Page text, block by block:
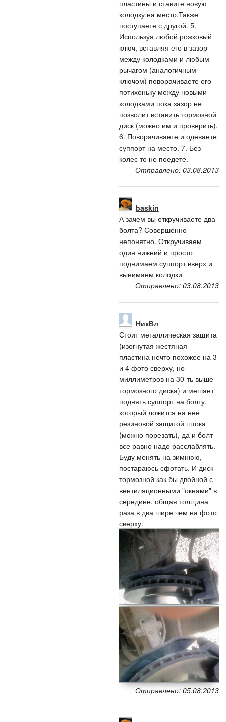
пластины и ставите новую
колодку на место.Также
поступаете с другой. 5.
Используя любой рожковый
ключ, вставляя его в зазор
между колодками и любым
рычагом (аналогичным
ключом) поворачиваете его
потихоньку между новыми
колодками пока зазор не
позволит вставить тормозной
диск (можно им и проверить).
6. Поворачиваете и одеваете
суппорт на место. 7. Без
колес то не поедете.
Отправлено: 03.08.2013
baskin
А зачем вы откручиваете два
болта? Совершенно
непонятно. Откручиваем
один нижний и просто
поднимаем суппорт вверх и
вынимаем колодки
Отправлено: 03.08.2013
НикВл
Стоит металлическая защита
(изогнутая жестяная
пластина нечто похожее на 3
и 4 фото сверху, но
миллиметров на 30-ть выше
тормозного диска) и мешает
поднять суппорт на болту,
который ложится на неё
резиновой защитой штока
(можно порезать), да и болт
все равно надо расслаблять.
Буду менять на зимнюю,
постараюсь сфотать. И диск
тормозной как бы двойной с
вентиляционными "окнами" в
середине, общая толщина
раза в два шире чем на фото
сверху.
Отправлено: 05.08.2013